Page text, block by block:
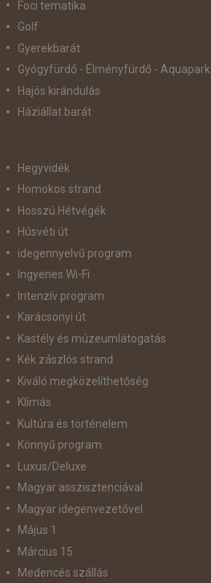
Foci tematika
Golf
Gyerekbarát
Gyógyfürdő - Élményfürdő - Aquapark
Hajós kirándulás
Háziállat barát
Hegyvidék
Homokos strand
Hosszú Hétvégék
Húsvéti út
idegennyelvű program
Ingyenes Wi-Fi
Intenzív program
Karácsonyi út
Kastély és múzeumlátogatás
Kék zászlós strand
Kiváló megközelíthetőség
Klímás
Kultúra és történelem
Könnyű program
Luxus/Deluxe
Magyar asszisztenciával
Magyar idegenvezetővel
Május 1
Március 15
Medencés szállás